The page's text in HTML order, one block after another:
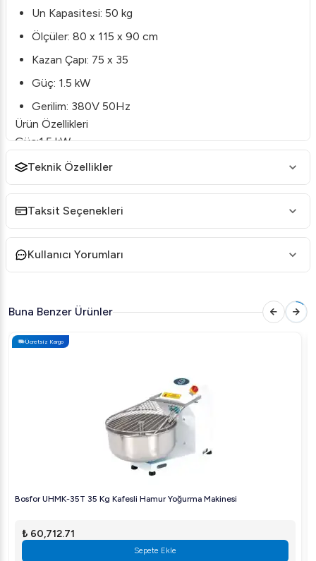
Un Kapasitesi: 50 kg
Ölçüler: 80 x 115 x 90 cm
Kazan Çapı: 75 x 35
Güç: 1.5 kW
Gerilim: 380V 50Hz
Ürün Özellikleri
Güç:1.5 kW
Un Kapasitesi:50 kg
Emniyet Kapağı:Yok
Devir Sayısı:1
Volt:380 V Trifaze
Teknik Özellikler
Taksit Seçenekleri
Kullanıcı Yorumları
Buna Benzer Ürünler
Ücretsiz Kargo
Bosfor UHMK-35T 35 Kg Kafesli Hamur Yoğurma Makinesi
₺ 60,712.71
Sepete Ekle